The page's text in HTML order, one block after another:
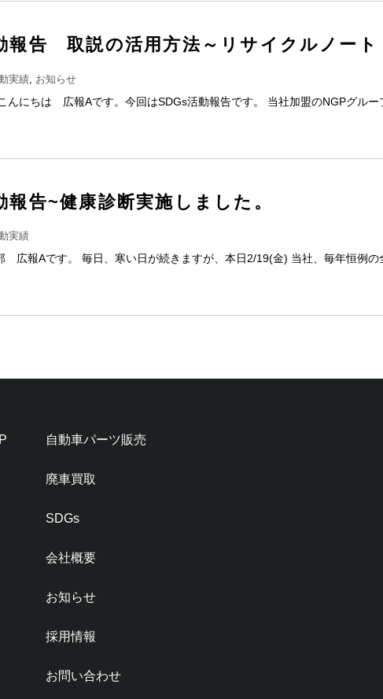
報告 取説の活用方法～リサイクルノート
実績, お知らせ
んにちは 広報Aです。今回はSDGs活動報告です。 当社加盟のNGPグルー
報告~健康診断実施しました。
実績
広報Aです。 毎日、寒い日が続きますが、本日2/19(金) 当社、毎年恒例の
自動車パーツ販売
廃車買取
SDGs
会社概要
お知らせ
採用情報
お問い合わせ